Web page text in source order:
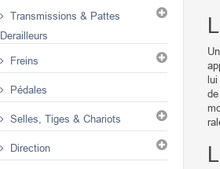
Transmissions & Pattes
Derailleurs
Freins
Pédales
Selles, Tiges & Chariots
Direction
Un
lui